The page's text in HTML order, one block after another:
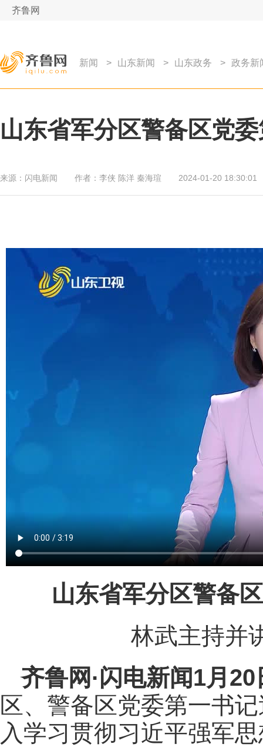
齐鲁网
新闻 > 山东新闻 > 山东政务 > 政务新
山东省军分区警备区党
来源： 闪电新闻 作者： 李侠 陈洋 秦海瑄 2024-01-20 18:30:01
山东省军分区警备
林武主持
齐鲁网 ·闪电新闻1月20
区、警备区党委第一书
入学习贯彻习近平强军